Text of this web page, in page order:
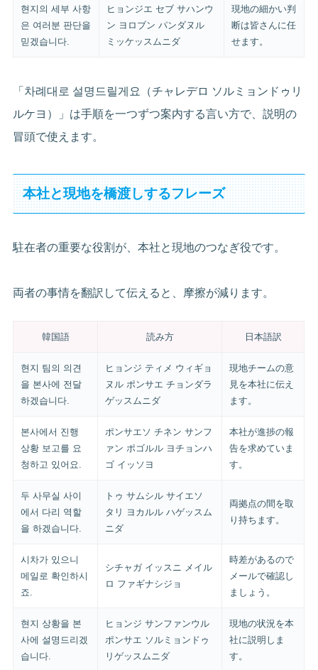
현지의 세부 사항
은 여러분 판단을
믿겠습니다.
ヒョンジエ セブ サハンウ
ン ヨロブン パンダヌル
ミッケッスムニダ
現地の細かい判
断は皆さんに任
せます。
「차례대로 설명드릴게요（チャレデロ ソルミョンドゥリ
ルケヨ）」は手順を一つずつ案内する言い方で、説明の
冒頭で使えます。
本社と現地を橋渡しするフレーズ
駐在者の重要な役割が、本社と現地のつなぎ役です。
両者の事情を翻訳して伝えると、摩擦が減ります。
韓国語 読み方 日本語訳
현지 팀의 의견
을 본사에 전달
하겠습니다.
ヒョンジ ティメ ウィギョ
ヌル ポンサエ チョンダラ
ゲッスムニダ
現地チームの意
見を本社に伝え
ます。
본사에서 진행
상황 보고를 요
청하고 있어요.
ポンサエソ チネン サンフ
ァン ポゴルル ヨチョンハ
ゴ イッソヨ
本社が進捗の報
告を求めていま
す。
두 사무실 사이
에서 다리 역할
을 하겠습니다.
トゥ サムシル サイエソ
タリ ヨカルル ハゲッスム
ニダ
両拠点の間を取
り持ちます。
시차가 있으니
메일로 확인하시
죠.
シチャガ イッスニ メイル
ロ ファギナシジョ
時差があるので
メールで確認し
ましょう。
현지 상황을 본
사에 설명드리겠
습니다.
ヒョンジ サンファンウル
ポンサエ ソルミョンドゥ
リゲッスムニダ
現地の状況を本
社に説明しま
す。